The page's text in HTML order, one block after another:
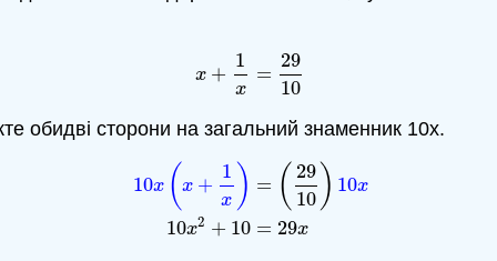
x +
1
x
=
29
10
(7.8.5) x+ =29
обидві сторони на загальний знаменник 10х.
10x (x +
1
x )
10x2 + 10
= ( 29
10 ) 10x
= 29x
x+ x =( 29 )10x 10